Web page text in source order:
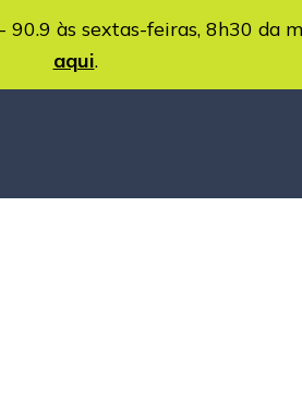
90.9 às sextas-feiras, 8h30 da
aqui.